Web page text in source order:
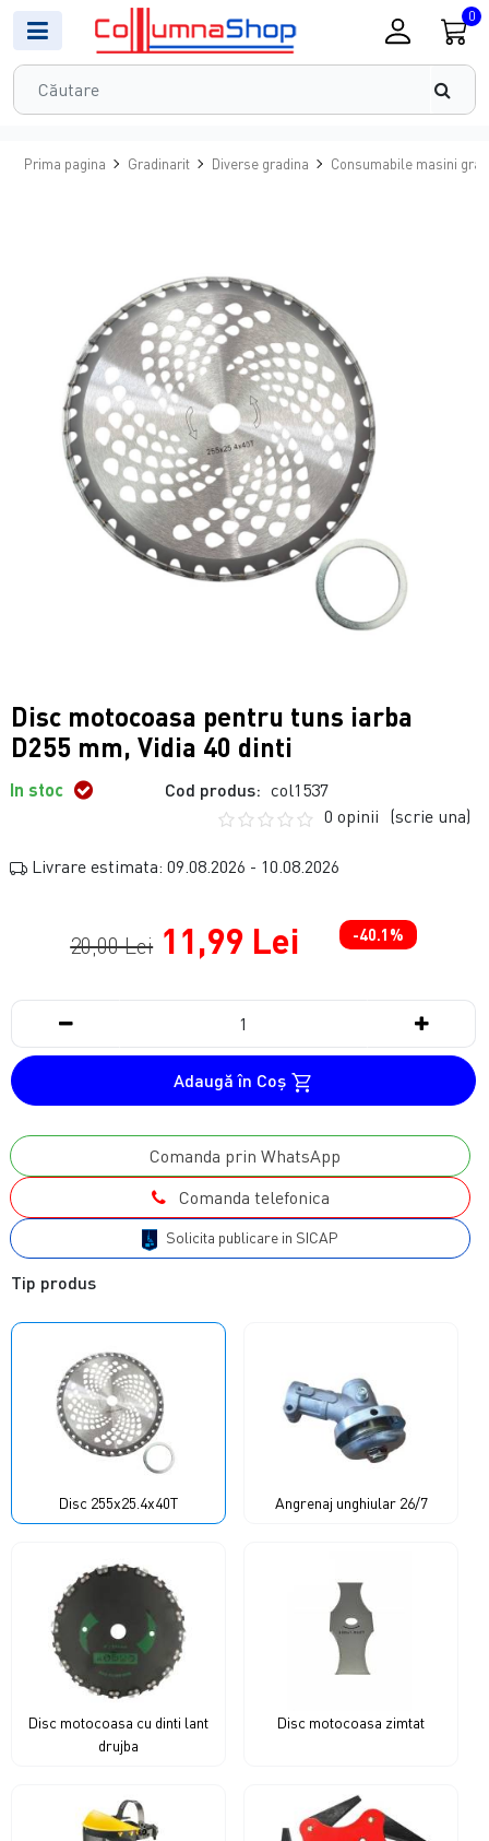
0
Prima pagina Gradinarit Diverse gradina Consumabile masini
Disc motocoasa pentru tuns iarba
D255 mm, Vidia 40 dinti
In stoc Cod produs: col1537
0 opinii (scrie una)
Livrare estimata: 09.08.2026 - 10.08.2026
20,00 Lei 11,99 Lei -40.1%
Adaugă în Coş
Comanda prin WhatsApp
Comanda telefonica
Solicita publicare in SICAP
Tip produs
Disc 255x25.4x40T Angrenaj unghiular 26/7
Disc motocoasa cu dinti lant
drujba
Disc motocoasa zimtat